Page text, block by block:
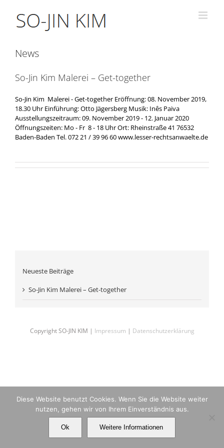
springen
News
So-Jin Kim Malerei – Get-together
So-Jin Kim Malerei - Get-together Eröffnung: 08. November 2019,
18.30 Uhr Einführung: Otto Jägersberg Musik: Inês Paiva
Ausstellungszeitraum: 09. November 2019 - 12. Januar 2020
Öffnungszeiten: Mo - Fr 8 - 18 Uhr Ort: Rheinstraße 41 76532
Baden-Baden Tel. 072 21 / 39 96 60 www.lesser-rechtsanwaelte.de
Neueste Beiträge
So-Jin Kim Malerei – Get-together
Copyright SO-JIN KIM | Impressum | Datenschutzerklärung
Diese Website benutzt Cookies. Wenn Sie die Website weiter
nutzen, gehen wir von Ihrem Einverständnis aus.
Ok Weitere Informationen